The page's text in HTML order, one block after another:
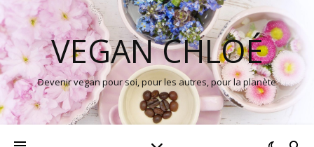
VEGAN CHLOÉ
Devenir vegan pour soi, pour les autres, pour la planète